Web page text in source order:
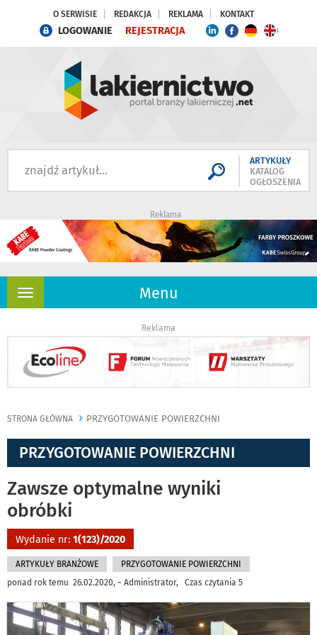
O SERWISIE REDAKCJA REKLAMA KONTAKT
LOGOWANIE REJESTRACJA
ARTYKUŁY
KATALOG
OGŁOSZENIA
Reklama
Menu
Rozwiń
Reklama
STRONA GŁÓWNA PRZYGOTOWANIE POWIERZCHNI
PRZYGOTOWANIE POWIERZCHNI
Zawsze optymalne wyniki
obróbki
Wydanie nr: 1(123)/2020
ARTYKUŁY BRANŻOWE
PRZYGOTOWANIE POWIERZCHNI
ponad rok temu 26.02.2020, ~ Administrator, Czas czytania 5